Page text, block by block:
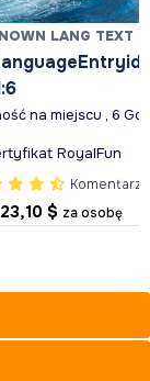
LANG TEXT
na miejscu , 6
RoyalFun
Komentarze
23,10 $ za osobę